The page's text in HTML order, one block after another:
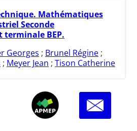
Mathématiques
Seconde
terminale BEP.
Georges ; Brunel Régine ;
; Meyer Jean ; Tison Catherine